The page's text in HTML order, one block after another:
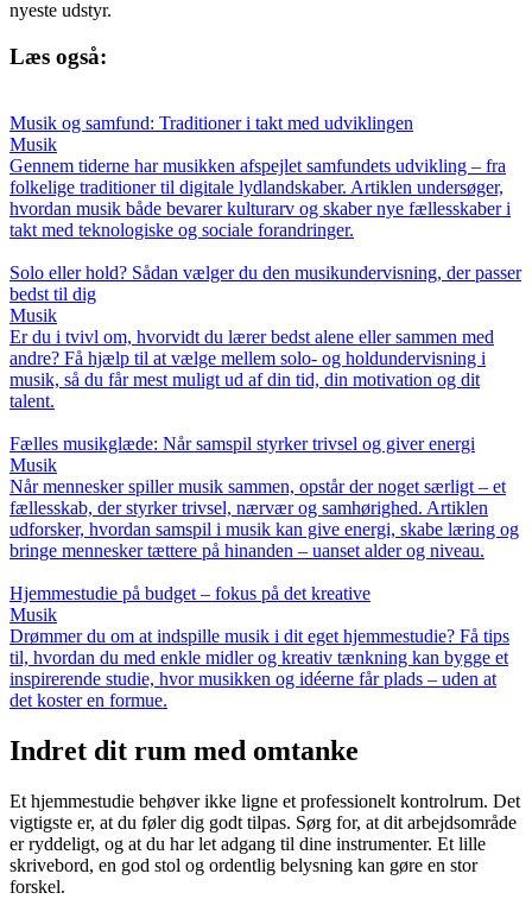
nyeste udstyr.
Læs også:
Musik og samfund: Traditioner i takt med udviklingen
Musik
Gennem tiderne har musikken afspejlet samfundets udvikling – fra
folkelige traditioner til digitale lydlandskaber. Artiklen undersøger,
hvordan musik både bevarer kulturarv og skaber nye fællesskaber i
takt med teknologiske og sociale forandringer.
Solo eller hold? Sådan vælger du den musikundervisning, der passer
bedst til dig
Musik
Er du i tvivl om, hvorvidt du lærer bedst alene eller sammen med
andre? Få hjælp til at vælge mellem solo- og holdundervisning i
musik, så du får mest muligt ud af din tid, din motivation og dit
talent.
Fælles musikglæde: Når samspil styrker trivsel og giver energi
Musik
Når mennesker spiller musik sammen, opstår der noget særligt – et
fællesskab, der styrker trivsel, nærvær og samhørighed. Artiklen
udforsker, hvordan samspil i musik kan give energi, skabe læring og
bringe mennesker tættere på hinanden – uanset alder og niveau.
Hjemmestudie på budget – fokus på det kreative
Musik
Drømmer du om at indspille musik i dit eget hjemmestudie? Få tips
til, hvordan du med enkle midler og kreativ tænkning kan bygge et
inspirerende studie, hvor musikken og idéerne får plads – uden at
det koster en formue.
Indret dit rum med omtanke
Et hjemmestudie behøver ikke ligne et professionelt kontrolrum. Det
vigtigste er, at du føler dig godt tilpas. Sørg for, at dit arbejdsområde
er ryddeligt, og at du har let adgang til dine instrumenter. Et lille
skrivebord, en god stol og ordentlig belysning kan gøre en stor
forskel.